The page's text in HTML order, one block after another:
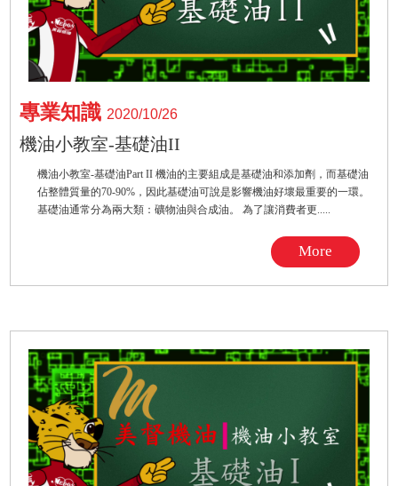
專業知識 2020/10/26
機油小教室-基礎油II
機油小教室-基礎油Part II 機油的主要組成是基礎油和添加劑，而基礎油
佔整體質量的70-90%，因此基礎油可說是影響機油好壞最重要的一環。
基礎油通常分為兩大類：礦物油與合成油。 為了讓消費者更.....
More